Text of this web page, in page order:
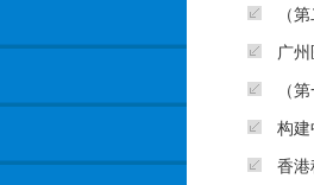
（
广
（
构
香